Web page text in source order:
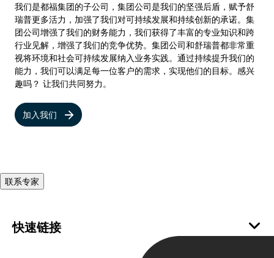
我们是都福集团的子公司，集团公司是我们的坚强后盾，赋予舒
瑞普更多活力，加强了我们对可持续发展和持续创新的承诺。集
团公司增强了我们的财务能力，我们获得了丰富的专业知识和跨
行业见解，增强了我们的竞争优势。集团公司和舒瑞普都非常重
视将环境和社会可持续发展纳入业务实践。通过持续提升我们的
能力，我们可以满足每一位客户的需求，实现他们的目标。感兴
趣吗？ 让我们共同努力。
加入我们
联系专家
快速链接